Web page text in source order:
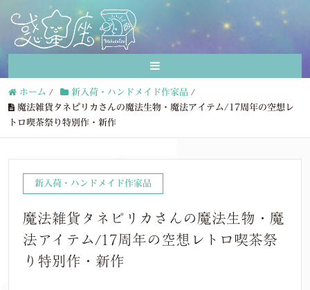
ホーム / 新入荷・ハンドメイド作家品 /
魔法雑貨タネピリカさんの魔法生物・魔法アイテム/17周年の空想レ
トロ喫茶祭り特別作・新作
新入荷・ハンドメイド作家品
魔法雑貨タネピリカさんの魔法生物・魔
法アイテム/17周年の空想レトロ喫茶祭
り特別作・新作